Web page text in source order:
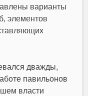
варианты
элементов
дважды,
павильонов
власти